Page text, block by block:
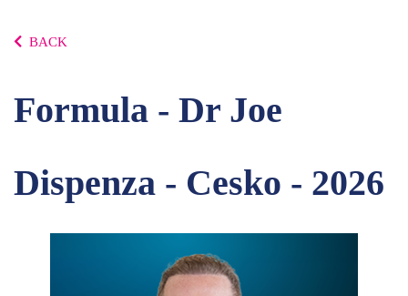
BACK
Formula - Dr Joe
Dispenza - Cesko - 2026